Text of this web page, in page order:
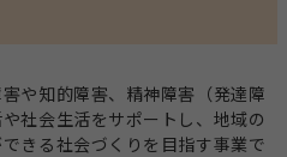
や知的障害、精神障害（発達障
社会生活をサポートし、地域の
きる社会づくりを目指す事業で